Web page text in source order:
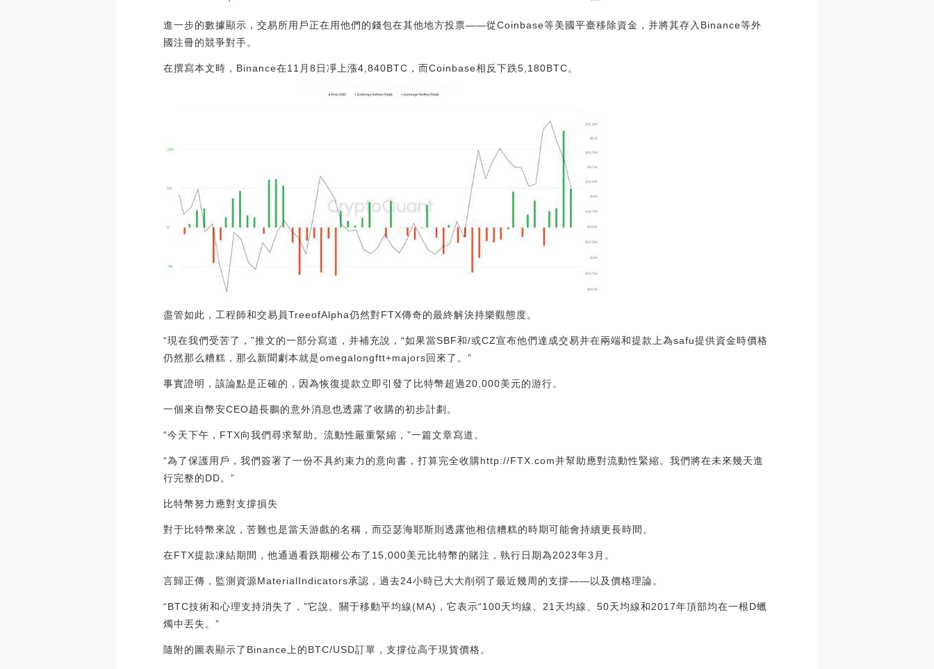
進一步的數據顯示，交易所用戶正在用他們的錢包在其他地方投票——從Coinbase等美國平臺移除資金，并將其存入Binance等外
國注冊的競爭對手。
在撰寫本文時，Binance在11月8日凈上漲4,840BTC，而Coinbase相反下跌5,180BTC。
盡管如此，工程師和交易員TreeofAlpha仍然對FTX傳奇的最終解決持樂觀態度。
“現在我們受苦了，”推文的一部分寫道，并補充說，“如果當SBF和/或CZ宣布他們達成交易并在兩端和提款上為safu提供資金時價格
仍然那么糟糕，那么新聞劇本就是omegalongftt+majors回來了。”
事實證明，該論點是正確的，因為恢復提款立即引發了比特幣超過20,000美元的游行。
一個來自幣安CEO趙長鵬的意外消息也透露了收購的初步計劃。
“今天下午，FTX向我們尋求幫助。流動性嚴重緊縮，”一篇文章寫道。
“為了保護用戶，我們簽署了一份不具約束力的意向書，打算完全收購http://FTX.com并幫助應對流動性緊縮。我們將在未來幾天進
行完整的DD。”
比特幣努力應對支撐損失
對于比特幣來說，苦難也是當天游戲的名稱，而亞瑟海耶斯則透露他相信糟糕的時期可能會持續更長時間。
在FTX提款凍結期間，他通過看跌期權公布了15,000美元比特幣的賭注，執行日期為2023年3月。
言歸正傳，監測資源MaterialIndicators承認，過去24小時已大大削弱了最近幾周的支撐——以及價格理論。
“BTC技術和心理支持消失了，”它說。關于移動平均線(MA)，它表示“100天均線、21天均線、50天均線和2017年頂部均在一根D蠟
燭中丟失。”
隨附的圖表顯示了Binance上的BTC/USD訂單，支撐位高于現貨價格。